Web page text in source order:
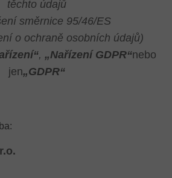
těchto údajů
směrnice 95/46/ES
o ochraně osobních údajů)
, „Nařízení GDPR“nebo
jen„GDPR“